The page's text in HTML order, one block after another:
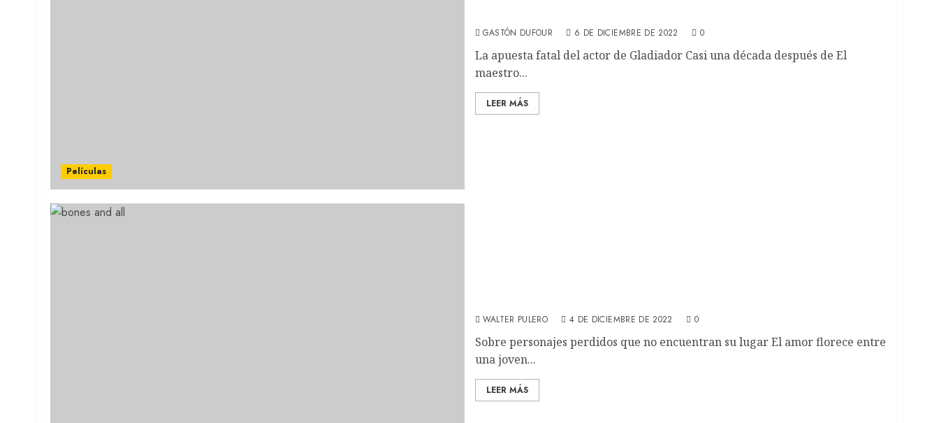
Películas
GASTÓN DUFOUR 6 DE DICIEMBRE DE 2022 0
La apuesta fatal del actor de Gladiador Casi una década después de El
maestro...
LEER MÁS
WALTER PULERO 4 DE DICIEMBRE DE 2022 0
Sobre personajes perdidos que no encuentran su lugar El amor florece entre
una joven...
LEER MÁS